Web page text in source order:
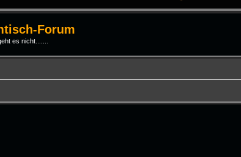
Forum
es nicht.......